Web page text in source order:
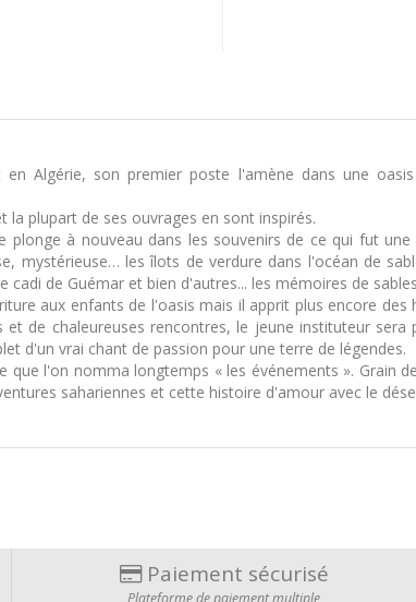
en Algérie, son premier poste l'amène dans une
plupart de ses ouvrages en sont inspirés.
à nouveau dans les souvenirs de ce qui fut
mystérieuse… les îlots de verdure dans l'océan de
cadi de Guémar et bien d'autres... les mémoires de
aux enfants de l'oasis mais il apprit plus encore
et de chaleureuses rencontres, le jeune instituteur
d'un vrai chant de passion pour une terre de légendes.
que l'on nomma longtemps « les événements ». Grain
sahariennes et cette histoire d'amour avec le
Paiement sécurisé
Plateforme de paiement multiple